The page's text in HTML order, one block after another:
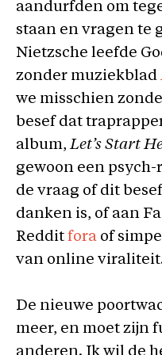
aandurfden om
staan en vragen te
Nietzsche leefde
zonder muziekblad
we misschien
besef dat
album,Let’s Start
gewoon een psych-
de vraag of dit
danken is, of aan
Reddit fora of
van online
De nieuwe
meer, en moet zijn
anderen. Ik wil de